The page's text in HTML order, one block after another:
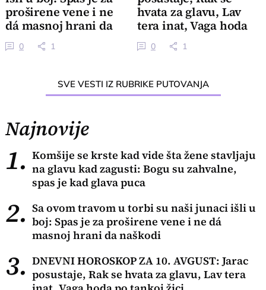
proširene vene i ne
dá masnoj hrani da
naškodi
0 1
hvata za glavu, Lav
tera inat, Vaga hoda
po tankoj žici
0 1
SVE VESTI IZ RUBRIKE PUTOVANJA
Najnovije
1. Komšije se krste kad vide šta žene stavljaju
na glavu kad zagusti: Bogu su zahvalne,
spas je kad glava puca
2. Sa ovom travom u torbi su naši junaci išli u
boj: Spas je za proširene vene i ne dá
masnoj hrani da naškodi
3. DNEVNI HOROSKOP ZA 10. AVGUST: Jarac
posustaje, Rak se hvata za glavu, Lav tera